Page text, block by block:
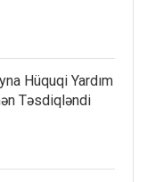
Hüquqi Yardım
Təsdiqləndi